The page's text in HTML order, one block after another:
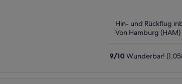
Hin- und Rückflug
Von Hamburg
9/10 Wunderbar!